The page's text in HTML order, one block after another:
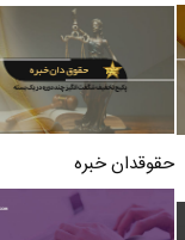
حقوقدان خبره